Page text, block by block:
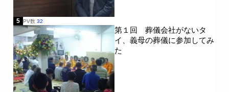
5 PV数 32
第１回 葬儀会社がないタ
イ、義母の葬儀に参加してみ
た